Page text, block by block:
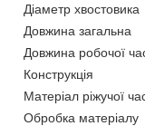
Діаметр хвостовика
Довжина загальна
Довжина робочої
Конструкція
Матеріал ріжучої
Обробка матеріалу